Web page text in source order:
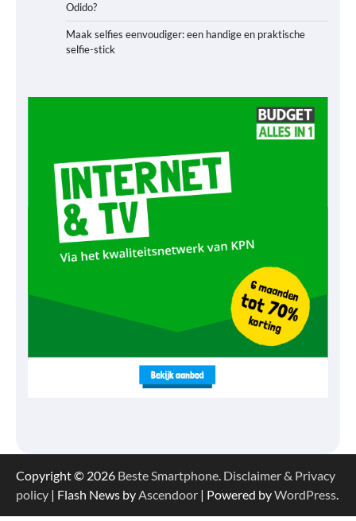
Odido?
Maak selfies eenvoudiger: een handige en praktische
selfie-stick
Copyright © 2026 Beste Smartphone. Disclaimer & Privacy
policy | Flash News byAscendoor | Powered byWordPress.